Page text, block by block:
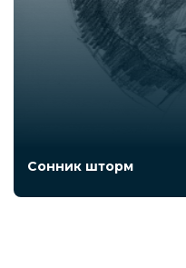
Сонник шторм